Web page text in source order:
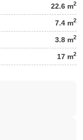
22.6 m2
7.4 m2
3.8 m2
17 m2